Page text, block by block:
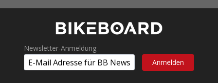
Newsletter-Anmeldung